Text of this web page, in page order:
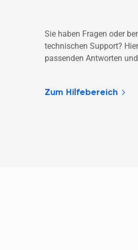
Sie haben Fragen oder
technischen Support?
passenden Antworten
Zum Hilfebereich